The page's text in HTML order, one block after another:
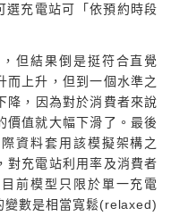
選充電站可「依預約時段
但結果倒是挺符合直覺
而上升，但到一個水準之
降，因為對於消費者來說
價值就大幅下滑了。最後
資料套用該模擬架構之
對充電站利用率及消費者
前模型只限於單一充電
變數是相當寬鬆(relaxed)